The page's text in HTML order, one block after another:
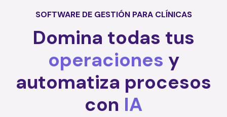
SOFTWARE DE GESTIÓN PARA CLÍNICAS
Domina todas tus
operaciones y
automatiza procesos
con IA